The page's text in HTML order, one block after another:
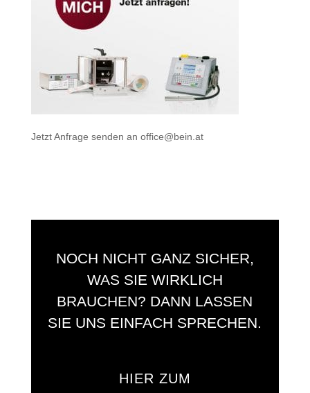
Jetzt Anfrage senden an office@bein.at
NOCH NICHT GANZ SICHER,
WAS SIE WIRKLICH
BRAUCHEN? DANN LASSEN
SIE UNS EINFACH SPRECHEN.
HIER ZUM